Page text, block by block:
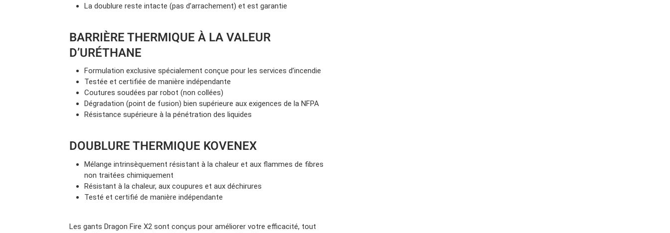
La doublure reste intacte (pas d’arrachement) et est garantie
BARRIÈRE THERMIQUE À LA VALEUR
D’URÉTHANE
Formulation exclusive spécialement conçue pour les services d’incendie
Testée et certifiée de manière indépendante
Coutures soudées par robot (non collées)
Dégradation (point de fusion) bien supérieure aux exigences de la NFPA
Résistance supérieure à la pénétration des liquides
DOUBLURE THERMIQUE KOVENEX
Mélange intrinsèquement résistant à la chaleur et aux flammes de fibres
non traitées chimiquement
Résistant à la chaleur, aux coupures et aux déchirures
Testé et certifié de manière indépendante
Les gants Dragon Fire X2 sont conçus pour améliorer votre efficacité, tout